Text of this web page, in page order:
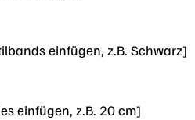
einfügen, z.B. Schwarz]
einfügen, z.B. 20 cm]